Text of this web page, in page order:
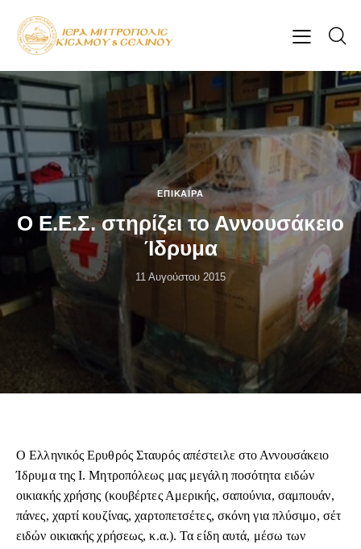
ΕΠΊΚΑΙΡΑ
Ο Ε.Ε.Σ. στηρίζει το Αννουσάκειο
Ίδρυμα
11 Αυγούστου 2015
Ο Ελληνικός Ερυθρός Σταυρός απέστειλε στο Αννουσάκειο
Ίδρυμα της Ι. Μητροπόλεως μας μεγάλη ποσότητα ειδών
οικιακής χρήσης (κουβέρτες Αμερικής, σαπούνια, σαμπουάν,
πάνες, χαρτί κουζίνας, χαρτοπετσέτες, σκόνη για πλύσιμο, σέτ
ειδών οικιακής χρήσεως, κ.α.). Τα είδη αυτά, μέσω των